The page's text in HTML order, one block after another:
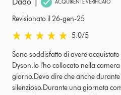
ACQUIRENTE VERIFICATO
Revisionato il 26-gen-25
5.0 stelle su 5 da Revisionato il 26-
5.0/5
Sono soddisfatto di avere
Dyson.Io l'ho collocato nella camera
giorno.Devo dire che anche
silenzioso.Durante una giornata